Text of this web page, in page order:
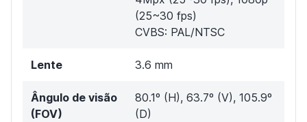
(25~30 fps)
CVBS: PAL/NTSC
Lente 3.6 mm
Ângulo de visão
(FOV)
80.1º (H), 63.7º (V), 105.9º
(D)